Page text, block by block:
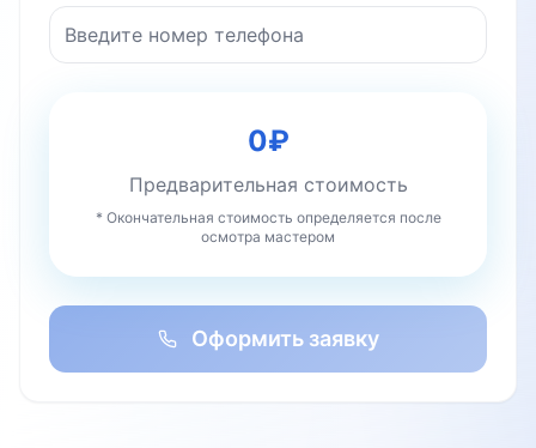
0₽
Предварительная стоимость
* Окончательная стоимость определяется после
осмотра мастером
Оформить заявку